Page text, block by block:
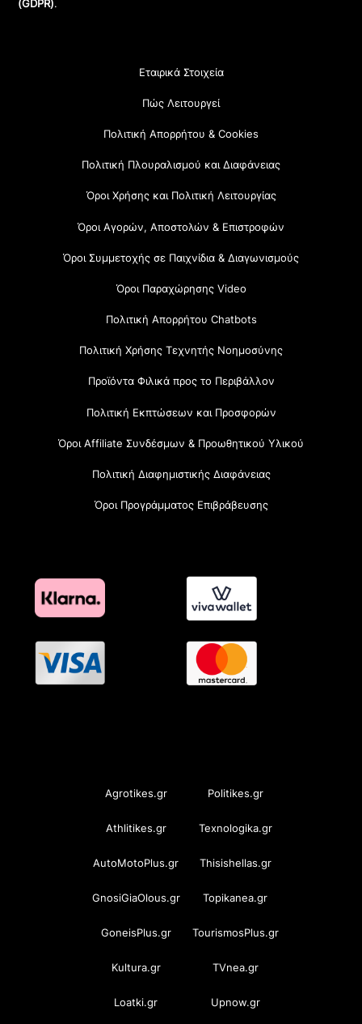
(GDPR).
Εταιρικά Στοιχεία
Πώς Λειτουργεί
Πολιτική Απορρήτου & Cookies
Πολιτική Πλουραλισμού και Διαφάνειας
Όροι Χρήσης και Πολιτική Λειτουργίας
Όροι Αγορών, Αποστολών & Επιστροφών
Όροι Συμμετοχής σε Παιχνίδια & Διαγωνισμούς
Όροι Παραχώρησης Video
Πολιτική Απορρήτου Chatbots
Πολιτική Χρήσης Τεχνητής Νοημοσύνης
Προϊόντα Φιλικά προς το Περιβάλλον
Πολιτική Εκπτώσεων και Προσφορών
Όροι Affiliate Συνδέσμων & Προωθητικού Υλικού
Πολιτική Διαφημιστικής Διαφάνειας
Όροι Προγράμματος Επιβράβευσης
Agrotikes.gr Politikes.gr
Athlitikes.gr Texnologika.gr
AutoMotoPlus.gr Thisishellas.gr
GnosiGiaOlous.gr Topikanea.gr
GoneisPlus.gr TourismosPlus.gr
Kultura.gr TVnea.gr
Loatki.gr Upnow.gr